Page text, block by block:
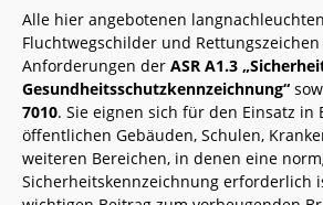
Alle hier angebotenen
Fluchtwegschilder und
Anforderungen der ASR A1.3
Gesundheitsschutzkennzeichnung“
7010. Sie eignen sich für den Einsatz in
öffentlichen Gebäuden, Schulen,
weiteren Bereichen, in denen eine
Sicherheitskennzeichnung erforderlich